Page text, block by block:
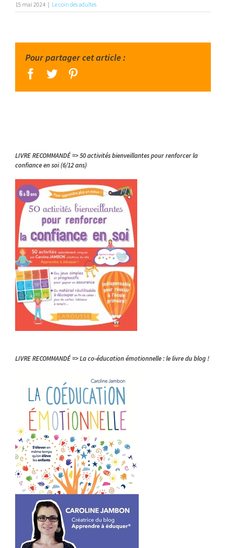
15 mai 2024 | Le coin des adultes
Pour partager cet article :
facebook
twitter
LIVRE RECOMMANDÉ => 50 activités bienveillantes pour renforcer la
confiance en soi (6/12 ans)
LIVRE RECOMMANDÉ => La co-éducation émotionnelle : le livre du blog !